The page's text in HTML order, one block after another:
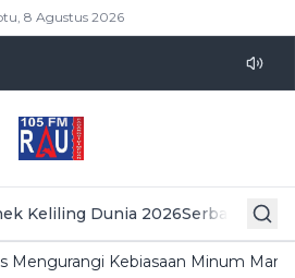
8 Agustus 2026
Keliling Dunia 2026Serba Serbi
Mengurangi Kebiasaan Minum